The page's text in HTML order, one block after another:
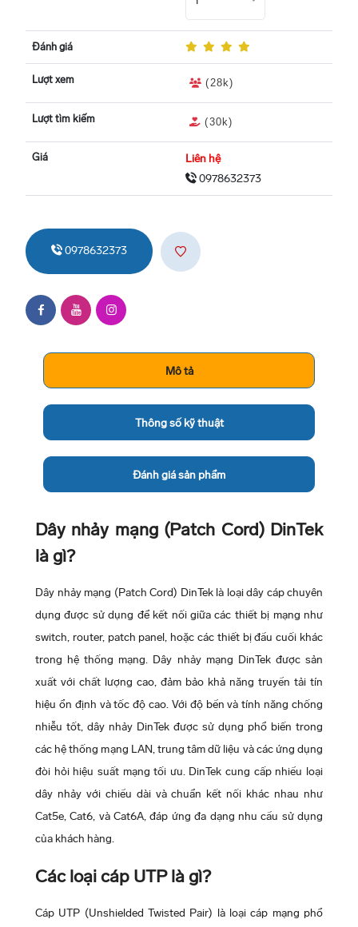
Đánh giá
Lượt xem (28k)
Lượt tìm kiếm (30k)
Giá
Liên hệ
0978632373
0978632373
Mô tả
Thông số kỹ thuật
Đánh giá sản phẩm
Dây nhảy mạng (Patch Cord) DinTek
là gì?
Dây nhảy mạng (Patch Cord) DinTek là loại dây cáp chuyên
dụng được sử dụng để kết nối giữa các thiết bị mạng như
switch, router, patch panel, hoặc các thiết bị đầu cuối khác
trong hệ thống mạng. Dây nhảy mạng DinTek được sản
xuất với chất lượng cao, đảm bảo khả năng truyền tải tín
hiệu ổn định và tốc độ cao. Với độ bền và tính năng chống
nhiễu tốt, dây nhảy DinTek được sử dụng phổ biến trong
các hệ thống mạng LAN, trung tâm dữ liệu và các ứng dụng
đòi hỏi hiệu suất mạng tối ưu. DinTek cung cấp nhiều loại
dây nhảy với chiều dài và chuẩn kết nối khác nhau như
Cat5e, Cat6, và Cat6A, đáp ứng đa dạng nhu cầu sử dụng
của khách hàng.
Các loại cáp UTP là gì?
Cáp UTP (Unshielded Twisted Pair) là loại cáp mạng phổ